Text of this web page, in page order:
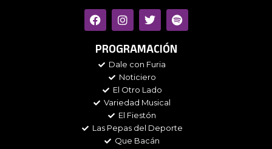
F
a
e
o
I
n
t
g
r
a
m
T
w
t
e
r
S
p
t
PROGRAMACIÓN
Dale con Furia
Noticiero
El Otro Lado
Variedad Musical
El Fiestón
Las Pepas del Deporte
Que Bacán